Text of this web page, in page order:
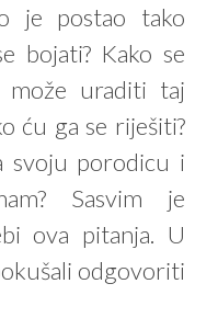
je postao tako
bojati? Kako se
može uraditi taj
ću ga se riješiti?
svoju porodicu i
Sasvim je
ova pitanja. U
odgovoriti